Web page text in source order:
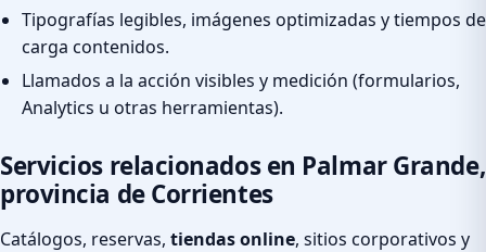
Tipografías legibles, imágenes optimizadas y tiempos de
carga contenidos.
Llamados a la acción visibles y medición (formularios,
Analytics u otras herramientas).
Servicios relacionados en Palmar Grande,
provincia de Corrientes
Catálogos, reservas, tiendas online, sitios corporativos y